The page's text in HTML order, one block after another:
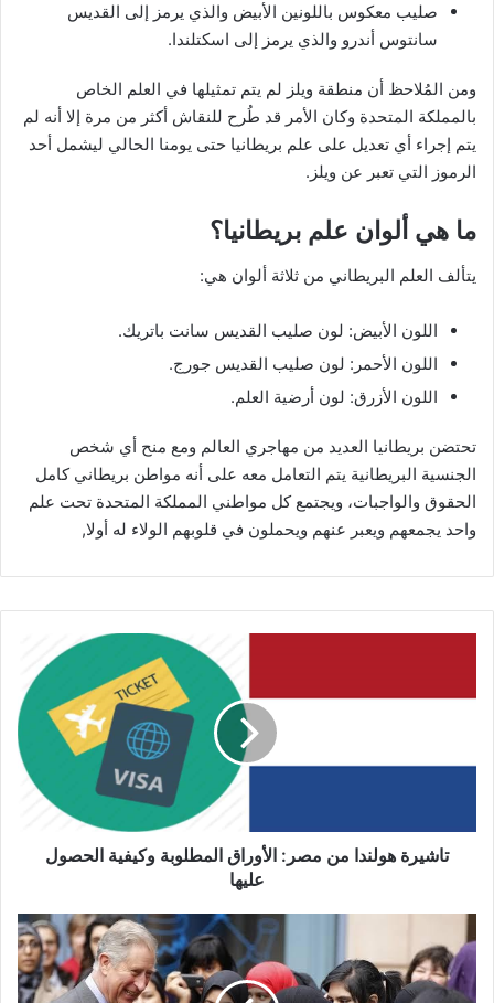
صليب معكوس باللونين الأبيض والذي يرمز إلى القديس
سانتوس أندرو والذي يرمز إلى اسكتلندا.
ومن المُلاحظ أن منطقة ويلز لم يتم تمثيلها في العلم الخاص
بالمملكة المتحدة وكان الأمر قد طُرح للنقاش أكثر من مرة إلا أنه لم
يتم إجراء أي تعديل على علم بريطانيا حتى يومنا الحالي ليشمل أحد
الرموز التي تعبر عن ويلز.
ما هي ألوان علم بريطانيا؟
يتألف العلم البريطاني من ثلاثة ألوان هي:
اللون الأبيض: لون صليب القديس سانت باتريك.
اللون الأحمر: لون صليب القديس جورج.
اللون الأزرق: لون أرضية العلم.
تحتضن بريطانيا العديد من مهاجري العالم ومع منح أي شخص
الجنسية البريطانية يتم التعامل معه على أنه مواطن بريطاني كامل
الحقوق والواجبات، ويجتمع كل مواطني المملكة المتحدة تحت علم
واحد يجمعهم ويعبر عنهم ويحملون في قلوبهم الولاء له أولا,
عليها
تاشيرة هولندا من مصر: الأوراق المطلوبة وكيفية الحصول
عليها
الإسلامية
في
بريطانيا